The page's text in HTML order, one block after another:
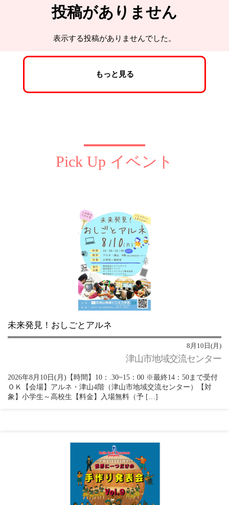
投稿がありません
表示する投稿がありませんでした。
もっと見る
Pick Up イベント
未来発見！おしごとアルネ
8月10日(月)
津山市地域交流センター
2026年8月10日(月)【時間】10：.30~15：00 ※最終14：50まで受付
ＯＫ【会場】アルネ・津山4階（津山市地域交流センター）【対
象】小学生～高校生【料金】入場無料（予 […]